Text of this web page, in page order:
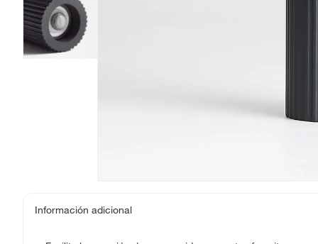
Información adicional